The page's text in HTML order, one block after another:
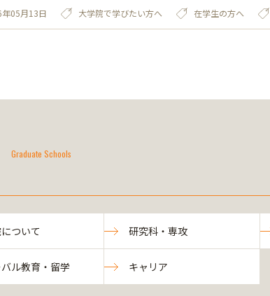
05月13日 大学院で学びたい方へ 在学生の方へ
Graduate Schools
ついて 研究科・専攻
ル教育・留学 キャリア